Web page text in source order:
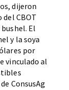
dijeron
CBOT
El
y la soya
por
vinculado al
ConsusAg